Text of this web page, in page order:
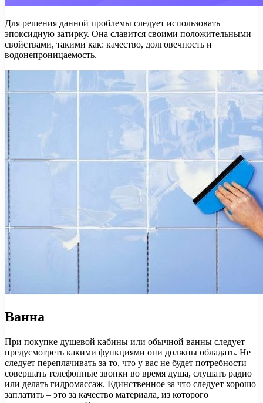
Для решения данной проблемы следует использовать
эпоксидную затирку. Она славится своими положительными
свойствами, такими как: качество, долговечность и
водонепроницаемость.
Ванна
При покупке душевой кабины или обычной ванны следует
предусмотреть какими функциями они должны обладать. Не
следует переплачивать за то, что у вас не будет потребности
совершать телефонные звонки во время душа, слушать радио
или делать гидромассаж. Единственное за что следует хорошо
заплатить – это за качество материала, из которого